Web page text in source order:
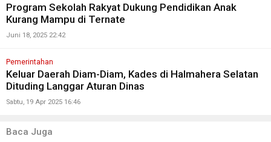
Program Sekolah Rakyat Dukung Pendidikan Anak
Kurang Mampu di Ternate
Juni 18, 2025 22:42
Pemerintahan
Keluar Daerah Diam-Diam, Kades di Halmahera Selatan
Dituding Langgar Aturan Dinas
Sabtu, 19 Apr 2025 16:46
Baca Juga